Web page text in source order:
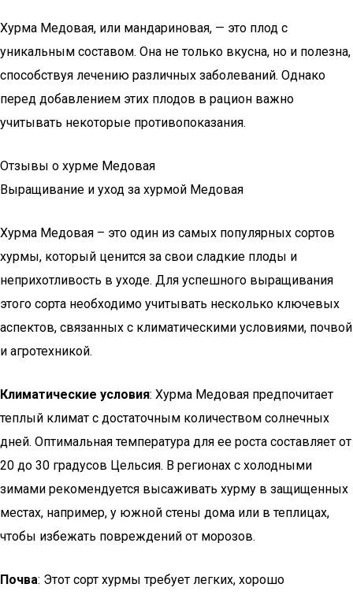
Хурма Медовая, или мандариновая, — это плод с
уникальным составом. Она не только вкусна, но и полезна,
способствуя лечению различных заболеваний. Однако
перед добавлением этих плодов в рацион важно
учитывать некоторые противопоказания.
Отзывы о хурме Медовая
Выращивание и уход за хурмой Медовая
Хурма Медовая – это один из самых популярных сортов
хурмы, который ценится за свои сладкие плоды и
неприхотливость в уходе. Для успешного выращивания
этого сорта необходимо учитывать несколько ключевых
аспектов, связанных с климатическими условиями, почвой
и агротехникой.
Климатические условия: Хурма Медовая предпочитает
теплый климат с достаточным количеством солнечных
дней. Оптимальная температура для ее роста составляет от
20 до 30 градусов Цельсия. В регионах с холодными
зимами рекомендуется высаживать хурму в защищенных
местах, например, у южной стены дома или в теплицах,
чтобы избежать повреждений от морозов.
Почва: Этот сорт хурмы требует легких, хорошо